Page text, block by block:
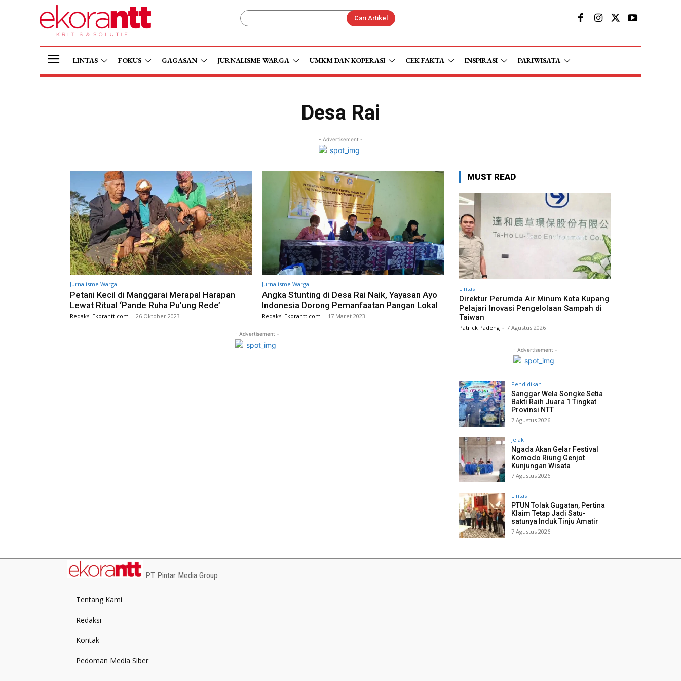
Cari Artikel
LINTAS FOKUS GAGASAN JURNALISME WARGA UMKM DAN KOPERASI CEK FAKTA INSPIRASI PARIWISATA
Desa Rai
- Advertisement -
Jurnalisme Warga
Petani Kecil di Manggarai Merapal Harapan
Lewat Ritual ‘Pande Ruha Pu’ung Rede’
Redaksi Ekorantt.com - 26 Oktober 2023
Jurnalisme Warga
Angka Stunting di Desa Rai Naik, Yayasan Ayo
Indonesia Dorong Pemanfaatan Pangan Lokal
Redaksi Ekorantt.com - 17 Maret 2023
- Advertisement -
MUST READ
Lintas
Direktur Perumda Air Minum Kota Kupang
Pelajari Inovasi Pengelolaan Sampah di
Taiwan
Patrick Padeng - 7 Agustus 2026
- Advertisement -
Pendidikan
Sanggar Wela Songke Setia
Bakti Raih Juara 1 Tingkat
Provinsi NTT
7 Agustus 2026
Jejak
Ngada Akan Gelar Festival
Komodo Riung Genjot
Kunjungan Wisata
7 Agustus 2026
Lintas
PTUN Tolak Gugatan, Pertina
Klaim Tetap Jadi Satu-
satunya Induk Tinju Amatir
7 Agustus 2026
PT Pintar Media Group
Tentang Kami
Redaksi
Kontak
Pedoman Media Siber